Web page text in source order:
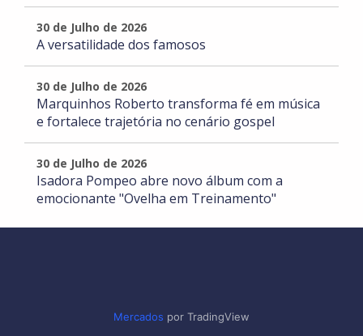
30 de Julho de 2026
A versatilidade dos famosos
30 de Julho de 2026
Marquinhos Roberto transforma fé em música
e fortalece trajetória no cenário gospel
30 de Julho de 2026
Isadora Pompeo abre novo álbum com a
emocionante "Ovelha em Treinamento"
Mercados por TradingView